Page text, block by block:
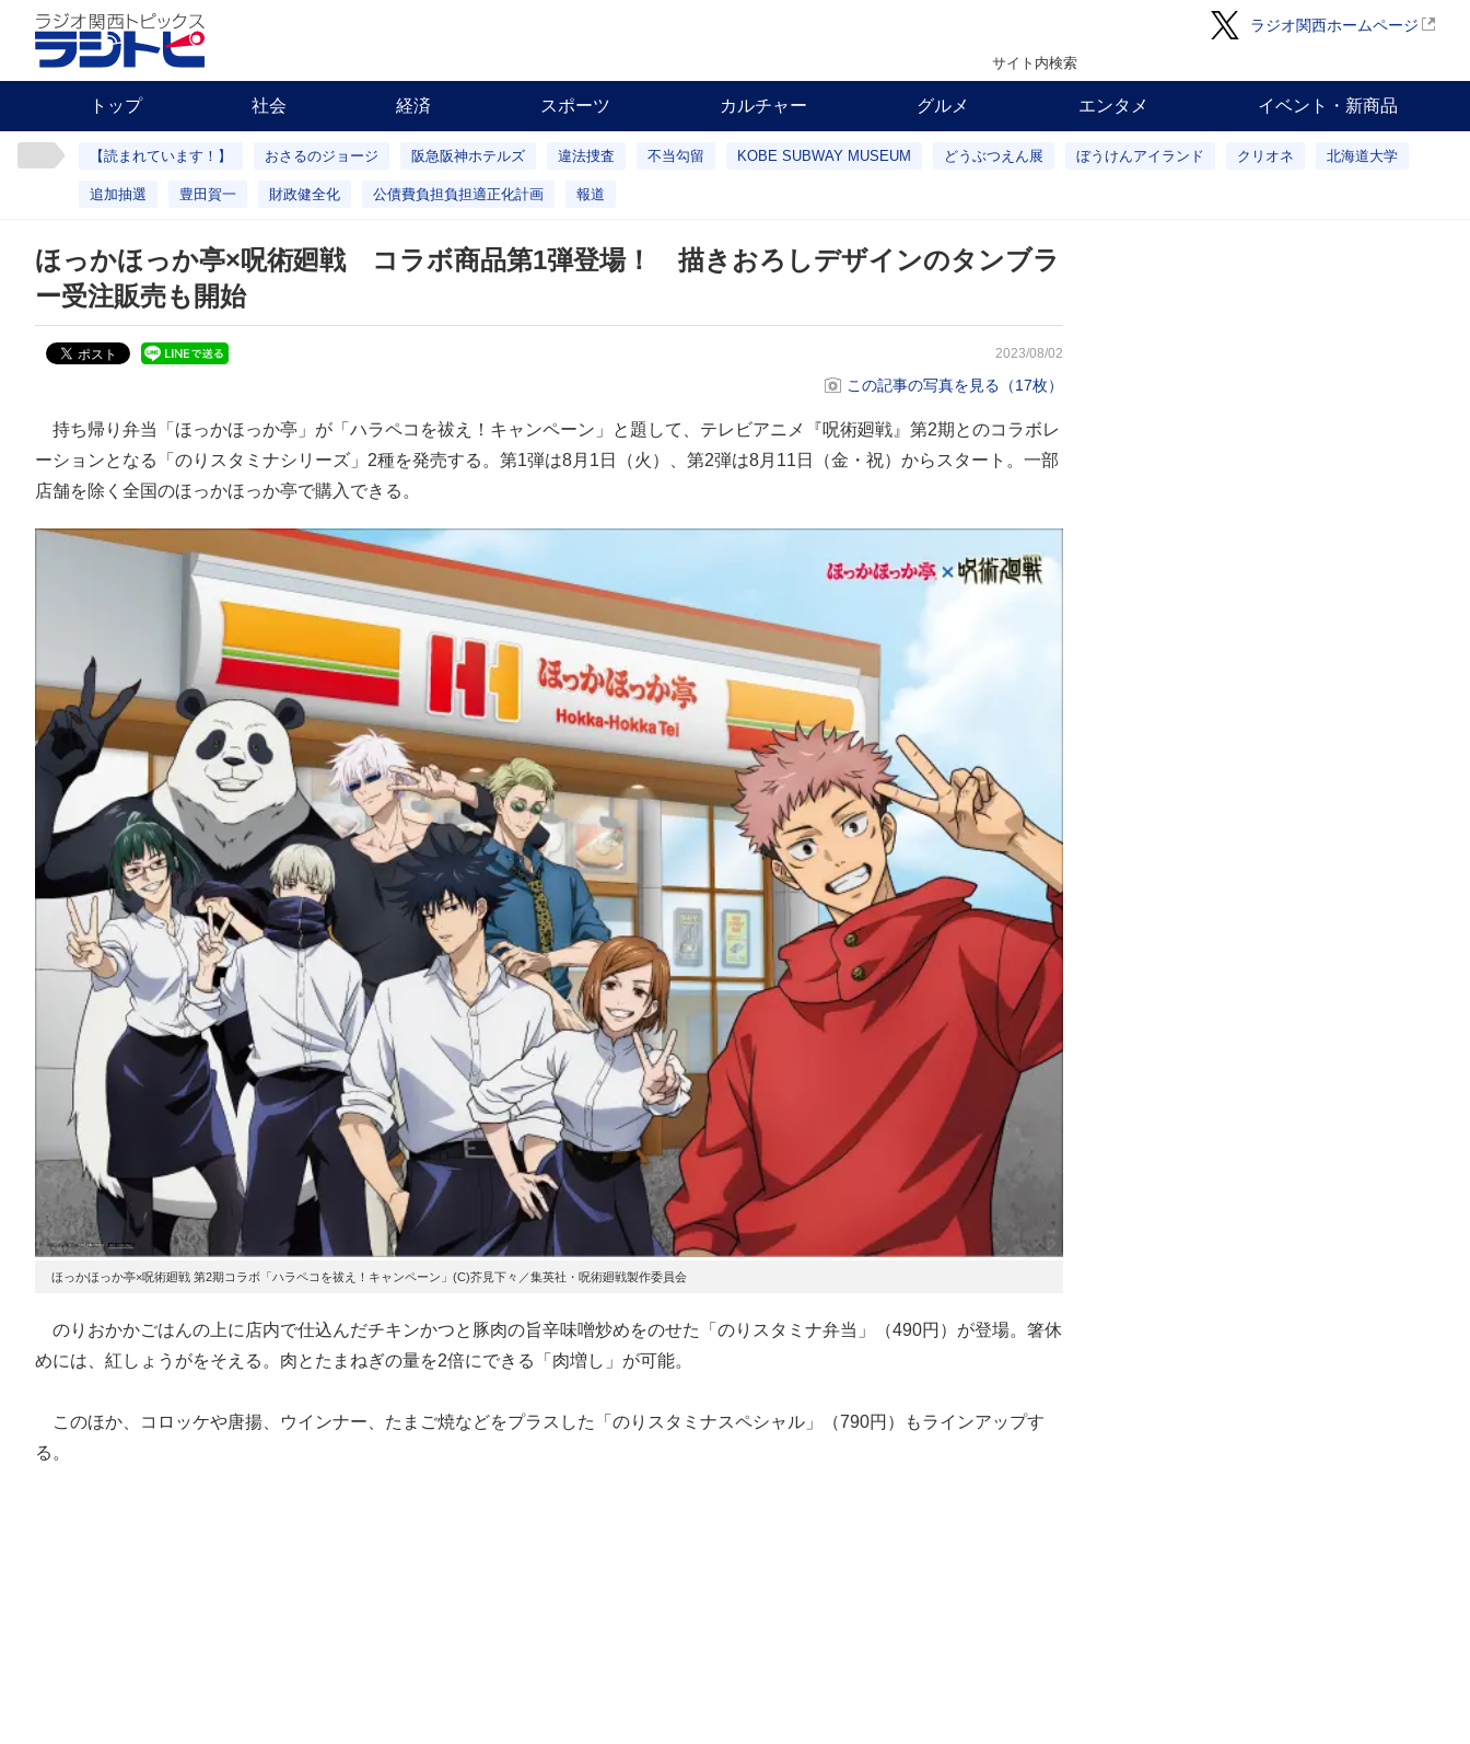
ラジオ関西ホームページ
サイト内検索
トップ 社会 経済 スポーツ カルチャー グルメ エンタメ イベント・新商品
【読まれています！】 おさるのジョージ 阪急阪神ホテルズ 違法捜査 不当勾留 KOBE SUBWAY MUSEUM どうぶつえん展 ぼうけんアイランド クリオネ 北海道大学
追加抽選 豊田賀一 財政健全化 公債費負担負担適正化計画 報道
ほっかほっか亭×呪術廻戦 コラボ商品第1弾登場！ 描きおろしデザインのタンブラ
ー受注販売も開始
2023/08/02
この記事の写真を見る（17枚）
持ち帰り弁当「ほっかほっか亭」が「ハラペコを祓え！キャンペーン」と題して、テレビアニメ『呪術廻戦』第2期とのコラボレ
ーションとなる「のりスタミナシリーズ」2種を発売する。第1弾は8月1日（火）、第2弾は8月11日（金・祝）からスタート。一部
店舗を除く全国のほっかほっか亭で購入できる。
ほっかほっか亭×呪術廻戦 第2期コラボ「ハラペコを祓え！キャンペーン」(C)芥見下々／集英社・呪術廻戦製作委員会
のりおかかごはんの上に店内で仕込んだチキンかつと豚肉の旨辛味噌炒めをのせた「のりスタミナ弁当」（490円）が登場。箸休
めには、紅しょうがをそえる。肉とたまねぎの量を2倍にできる「肉増し」が可能。
このほか、コロッケや唐揚、ウインナー、たまご焼などをプラスした「のりスタミナスペシャル」（790円）もラインアップす
る。